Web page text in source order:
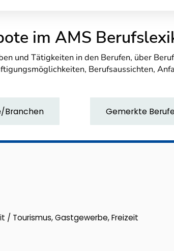
im AMS
und Tätigkeiten in den Berufen, über
Berufsaussichten,
Branchen Gemerkte
/ Tourismus, Gastgewerbe, Freizeit